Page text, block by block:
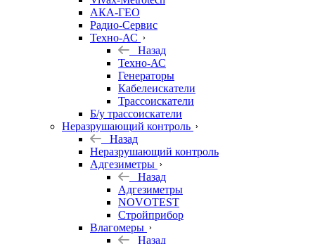
АКА-ГЕО
Радио-Сервис
Техно-АС
Назад
Техно-АС
Генераторы
Кабелеискатели
Трассоискатели
Б/у трассоискатели
Неразрушающий контроль
Назад
Неразрушающий контроль
Адгезиметры
Назад
Адгезиметры
NOVOTEST
Стройприбор
Влагомеры
Назад